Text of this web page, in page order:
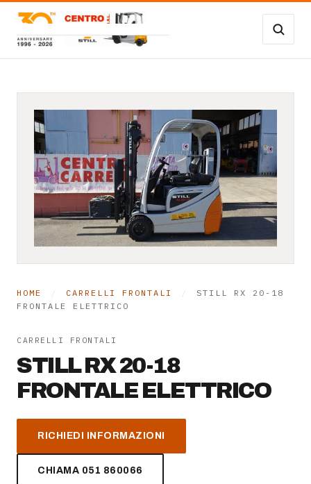
Carrelli Frontali
Occasioni
Transpallet
SERVIZI
Noleggio
Contatti
Chi siamo
Newsletter
HOME CARRELLI FRONTALI
STILL RX 20-18
FRONTALE ELETTRICO
CARRELLI FRONTALI
STILL RX 20-18
FRONTALE ELETTRICO
RICHIEDI INFORMAZIONI
CHIAMA 051 860066